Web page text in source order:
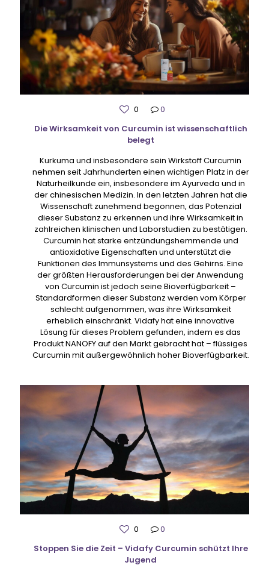
0
0
Die Wirksamkeit von Curcumin ist wissenschaftlich
belegt
Kurkuma und insbesondere sein Wirkstoff Curcumin
nehmen seit Jahrhunderten einen wichtigen Platz in der
Naturheilkunde ein, insbesondere im Ayurveda und in
der chinesischen Medizin. In den letzten Jahren hat die
Wissenschaft zunehmend begonnen, das Potenzial
dieser Substanz zu erkennen und ihre Wirksamkeit in
zahlreichen klinischen und Laborstudien zu bestätigen.
Curcumin hat starke entzündungshemmende und
antioxidative Eigenschaften und unterstützt die
Funktionen des Immunsystems und des Gehirns. Eine
der größten Herausforderungen bei der Anwendung
von Curcumin ist jedoch seine Bioverfügbarkeit –
Standardformen dieser Substanz werden vom Körper
schlecht aufgenommen, was ihre Wirksamkeit
erheblich einschränkt. Vidafy hat eine innovative
Lösung für dieses Problem gefunden, indem es das
Produkt NANOFY auf den Markt gebracht hat – flüssiges
Curcumin mit außergewöhnlich hoher Bioverfügbarkeit.
0
0
Stoppen Sie die Zeit – Vidafy Curcumin schützt Ihre
Jugend